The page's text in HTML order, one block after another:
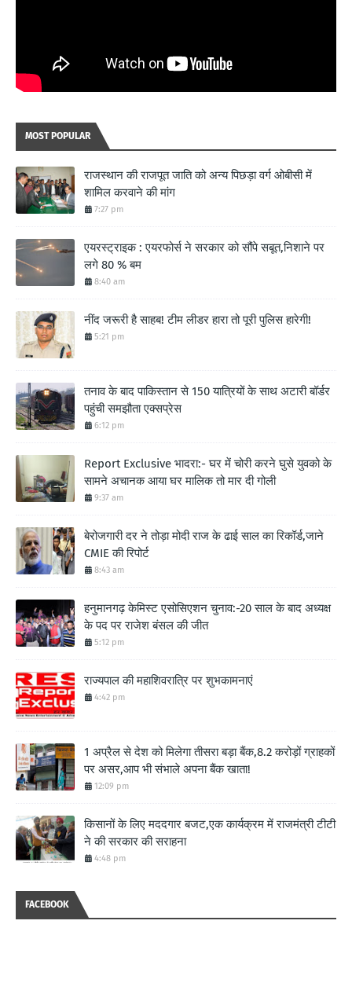
MOST POPULAR
राजस्थान की राजपूत जाति को अन्य पिछड़ा वर्ग ओबीसी में
शामिल करवाने की मांग
7:27 pm
एयरस्ट्राइक : एयरफोर्स ने सरकार को सौंपे सबूत,निशाने पर
लगे 80 % बम
8:40 am
नींद जरूरी है साहब! टीम लीडर हारा तो पूरी पुलिस हारेगी!
5:21 pm
तनाव के बाद पाकिस्तान से 150 यात्रियों के साथ अटारी बॉर्डर
पहुंची समझौता एक्सप्रेस
6:12 pm
Report Exclusive भादरा:- घर में चोरी करने घुसे युवको के
सामने अचानक आया घर मालिक तो मार दी गोली
9:37 am
बेरोजगारी दर ने तोड़ा मोदी राज के ढाई साल का रिकॉर्ड,जाने
CMIE की रिपोर्ट
8:43 am
हनुमानगढ़ केमिस्ट एसोसिएशन चुनाव:-20 साल के बाद अध्यक्ष
के पद पर राजेश बंसल की जीत
5:12 pm
राज्यपाल की महाशिवरात्रि पर शुभकामनाएं
4:42 pm
1 अप्रैल से देश को मिलेगा तीसरा बड़ा बैंक,8.2 करोड़ों ग्राहकों
पर असर,आप भी संभाले अपना बैंक खाता!
12:09 pm
किसानों के लिए मददगार बजट,एक कार्यक्रम में राजमंत्री टीटी
ने की सरकार की सराहना
4:48 pm
FACEBOOK